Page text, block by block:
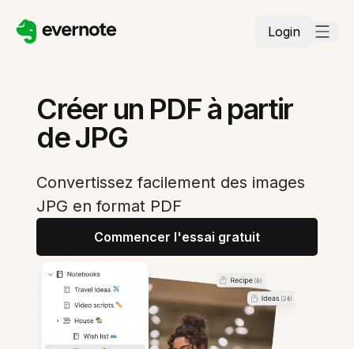
Login
Créer un PDF à partir
de JPG
Convertissez facilement des images
JPG en format PDF
Commencer l'essai gratuit